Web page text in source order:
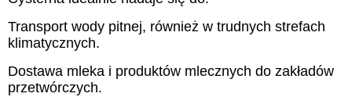
Transport wody pitnej, również w trudnych strefach
klimatycznych.
Dostawa mleka i produktów mlecznych do zakładów
przetwórczych.